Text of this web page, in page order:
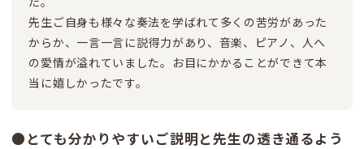
先生ご自身も様々な奏法を学ばれて多くの苦労があった
からか、一言一言に説得力があり、音楽、ピアノ、人へ
の愛情が溢れていました。お目にかかることができて本
当に嬉しかったです。
●とても分かりやすいご説明と先生の透き通るよう